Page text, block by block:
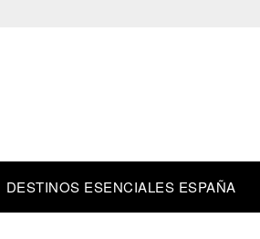
DESTINOS ESENCIALES ESPAÑA